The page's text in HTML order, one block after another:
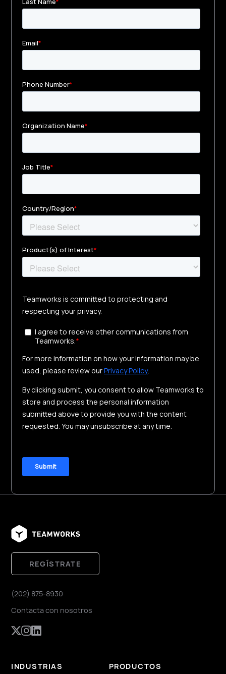
REGÍSTRATE
(202) 875-8930
Contacta con nosotros
INDUSTRIAS PRODUCTOS